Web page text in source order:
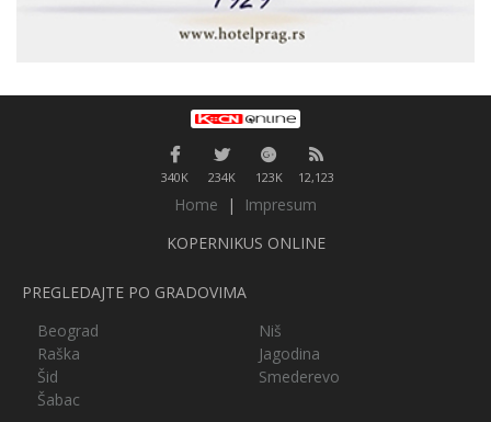
340K 234K 123K 12,123
Home |
Impresum
KOPERNIKUS ONLINE
PREGLEDAJTE PO GRADOVIMA
Beograd
Niš
Raška
Jagodina
Šid
Smederevo
Šabac